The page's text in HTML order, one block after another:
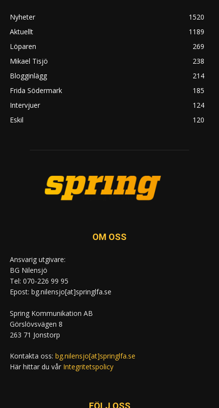
Nyheter
1520
Aktuellt
1189
Löparen
269
Mikael Tisjö
238
Blogginlägg
214
Frida Södermark
185
Intervjuer
124
Eskil
120
OM OSS
Ansvarig utgivare:
BG Nilensjö
Tel: 070-226 99 95
Epost: bg.nilensjo[at]springlfa.se
Spring Kommunikation AB
Görslövsvägen 8
263 71 Jonstorp
Kontakta oss: bg.nilensjo[at]springlfa.se
Här hittar du vår Integritetspolicy
FÖLJ OSS